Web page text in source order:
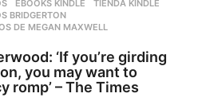
,EBOOKS KINDLE ,TIENDA KINDLE
BRIDGERTON
DE MEGAN MAXWELL
‘If you’re girding
you may want to
romp’ – The Times